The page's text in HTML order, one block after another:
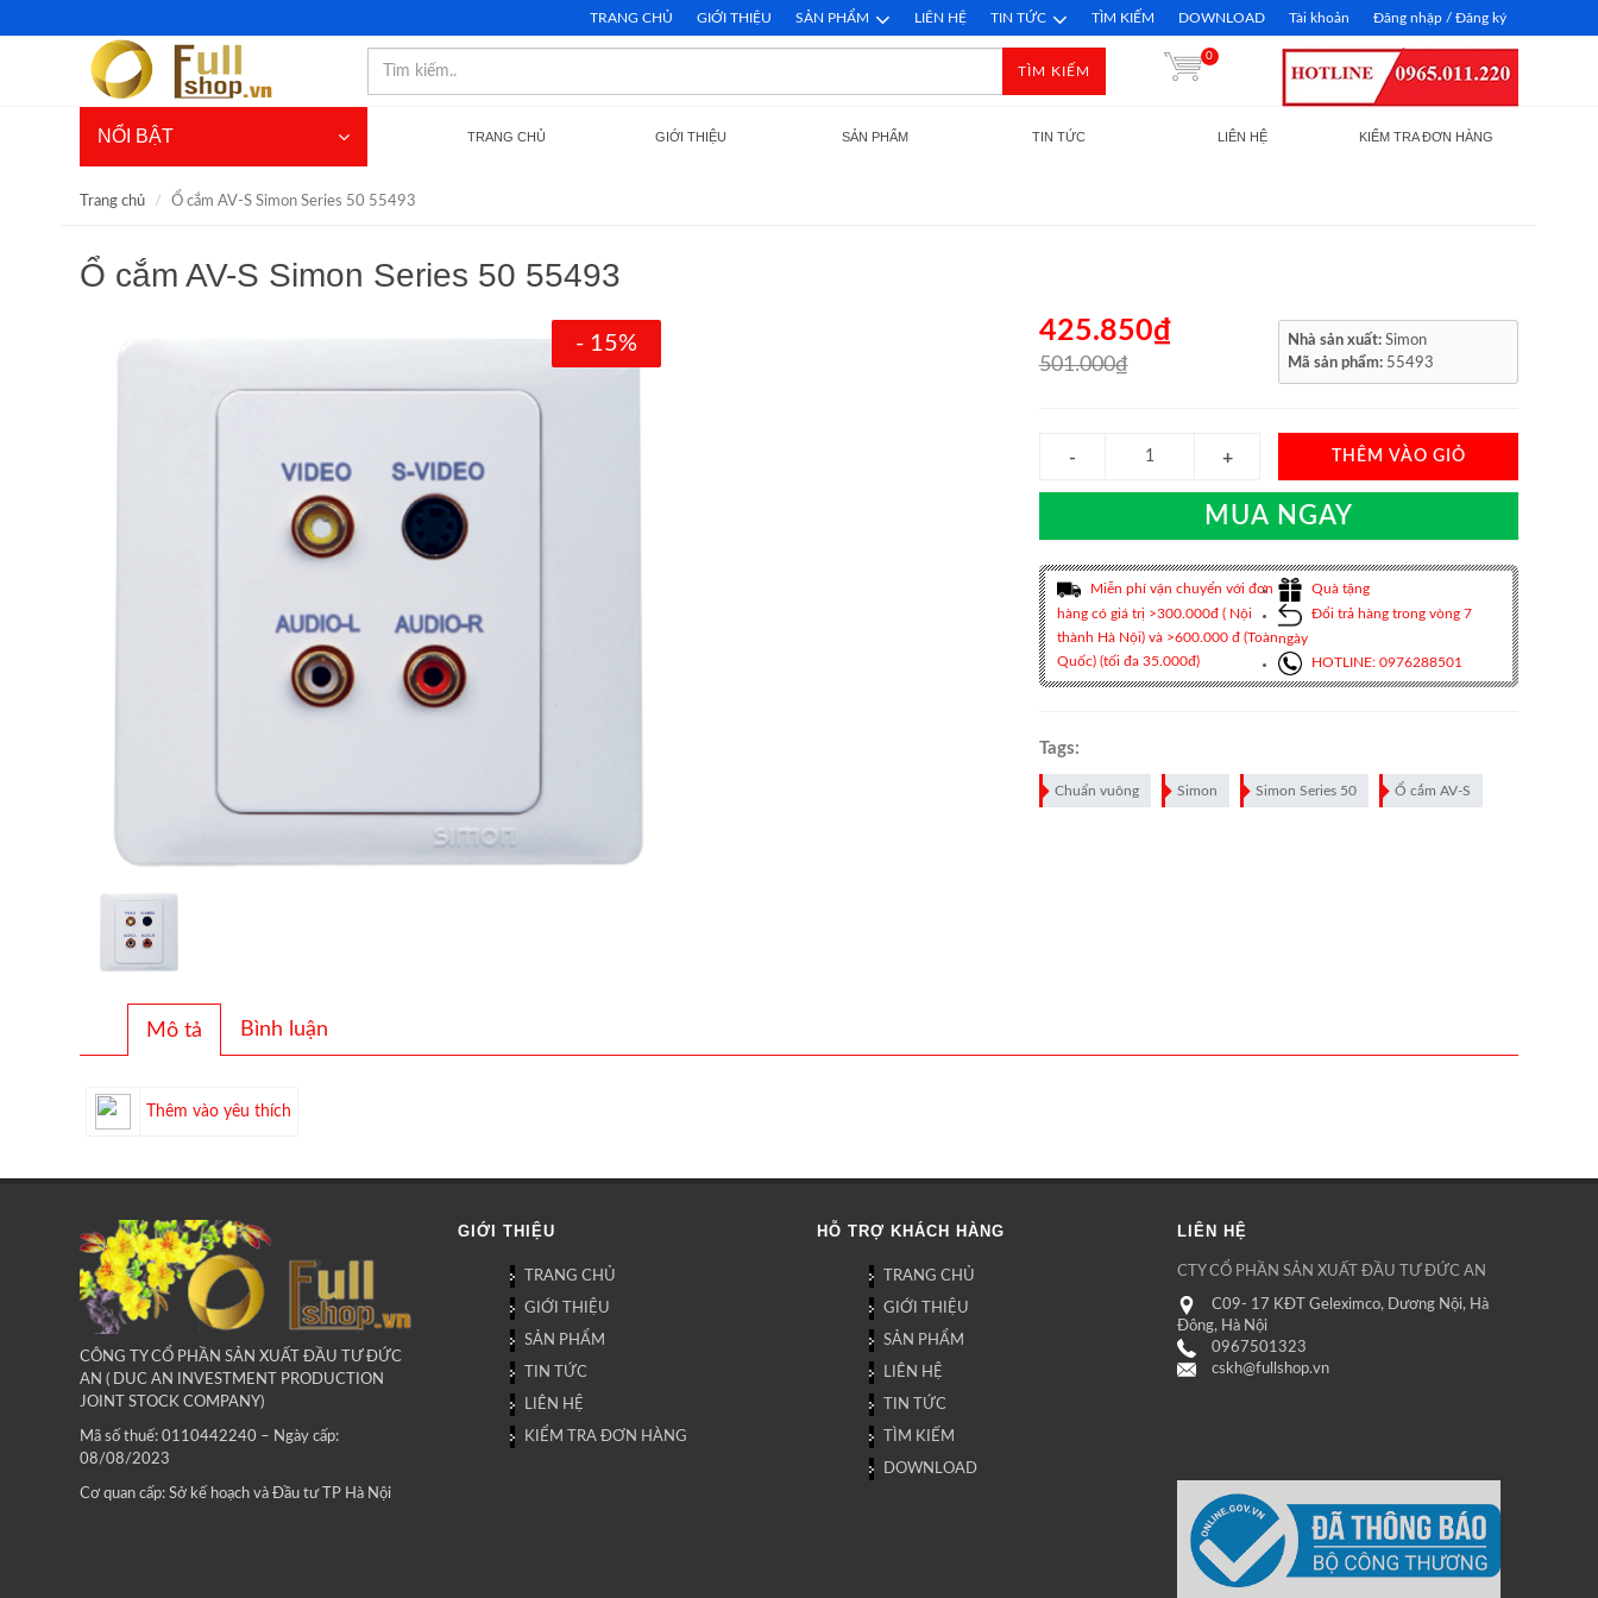
TRANG CHỦ GIỚI THIỆU SẢN PHẨM LIÊN HỆ TIN TỨC TÌM KIẾM DOWNLOAD Tài khoản Đăng nhập / Đăng ký
TÌM KIẾM
0
NỔI BẬT TRANG CHỦ GIỚI THIỆU SẢN PHẨM TIN TỨC LIÊN HỆ KIỂM TRA ĐƠN HÀNG
Trang chủ Ổ cắm AV-S Simon Series 50 55493
Ổ cắm AV-S Simon Series 50 55493
- 15% 425.850₫
501.000₫
Nhà sản xuất:Simon
Mã sản phẩm: 55493
THÊM VÀO GIỎ
MUA NGAY
Miễn phí vận chuyển với đơn
hàng có giá trị >300.000đ ( Nội
thành Hà Nội) và >600.000 đ (Toàn
Quốc) (tối đa 35.000đ)
Quà tặng
Đổi trả hàng trong vòng 7
ngày
HOTLINE: 0976288501
Tags:
Chuẩn vuông Simon Simon Series 50 Ổ cắm AV-S
Mô tả Bình luận
Thêm vào yêu thích
CÔNG TY CỔ PHẦN SẢN XUẤT ĐẦU TƯ ĐỨC
AN ( DUC AN INVESTMENT PRODUCTION
JOINT STOCK COMPANY)
Mã số thuế: 0110442240 – Ngày cấp:
08/08/2023
Cơ quan cấp: Sở kế hoạch và Đầu tư TP Hà Nội
GIỚI THIỆU
TRANG CHỦ
GIỚI THIỆU
SẢN PHẨM
TIN TỨC
LIÊN HỆ
KIỂM TRA ĐƠN HÀNG
HỖ TRỢ KHÁCH HÀNG
TRANG CHỦ
GIỚI THIỆU
SẢN PHẨM
LIÊN HỆ
TIN TỨC
TÌM KIẾM
DOWNLOAD
LIÊN HỆ
CTY CỔ PHẦN SẢN XUẤT ĐẦU TƯ ĐỨC AN
C09- 17 KĐT Geleximco, Dương Nội, Hà
Đông, Hà Nội
0967501323
cskh@fullshop.vn